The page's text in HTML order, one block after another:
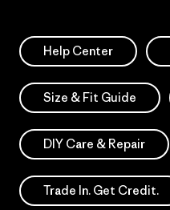
Help Center
Size & Fit Guide
DIY Care & Repair
Trade In. Get Credit.